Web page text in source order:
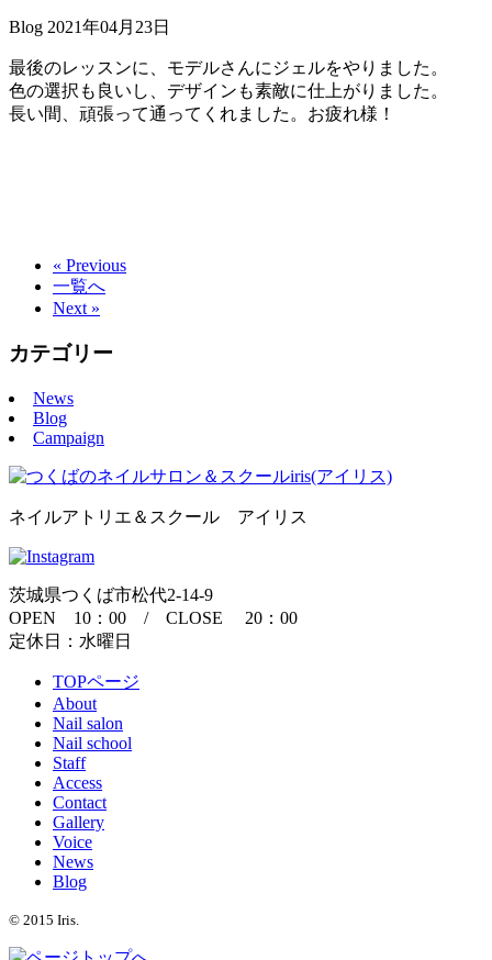
Blog 2021年04月23日
最後のレッスンに、モデルさんにジェルをやりました。
色の選択も良いし、デザインも素敵に仕上がりました。
長い間、頑張って通ってくれました。お疲れ様！
« Previous
一覧へ
Next »
カテゴリー
News
Blog
Campaign
ネイルアトリエ＆スクール アイリス
茨城県つくば市松代2-14-9
OPEN 10：00 / CLOSE 20：00
定休日：水曜日
TOPページ
About
Nail salon
Nail school
Staff
Access
Contact
Gallery
Voice
News
Blog
© 2015 Iris.